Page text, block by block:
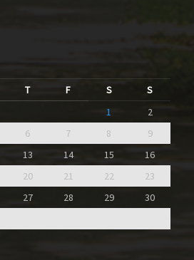
T F S
S
1
2
6 7 8
9
13 14 15
16
20 21 22
23
27 28 29
30